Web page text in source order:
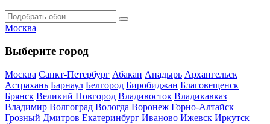
Москва
Выберите город
Москва Санкт-Петербург Абакан Анадырь Архангельск
Астрахань Барнаул Белгород Биробиджан Благовещенск
Брянск Великий Новгород Владивосток Владикавказ
Владимир Волгоград Вологда Воронеж Горно-Алтайск
Грозный Дмитров Екатеринбург Иваново Ижевск Иркутск